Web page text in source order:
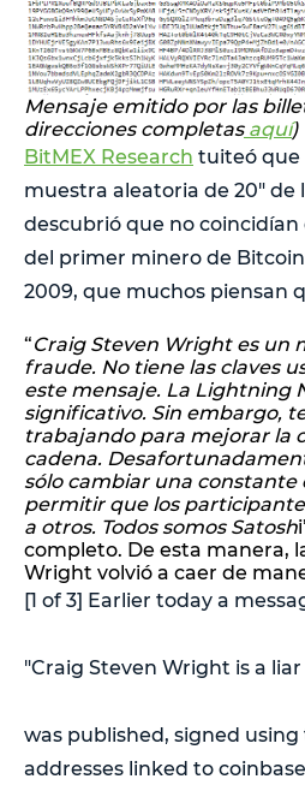
Mensaje emitido por las
direcciones completasaquí)
BitMEX Research tuiteó que
muestra aleatoria de 20" de
descubrió que no
del primer minero de
2009, que muchos piensan
“Craig Steven Wright es un
fraude. No tiene las claves
este mensaje. La Lightning
significativo. Sin embargo,
trabajando para mejorar la
cadena.
sólo cambiar una constante
permitir que los
a otros. Todos somos Satosh
completo. De esta manera,
Wright volvió a caer de
[1 of 3] Earlier today a
"Craig Steven Wright is a
was published, signed
addresses linked to